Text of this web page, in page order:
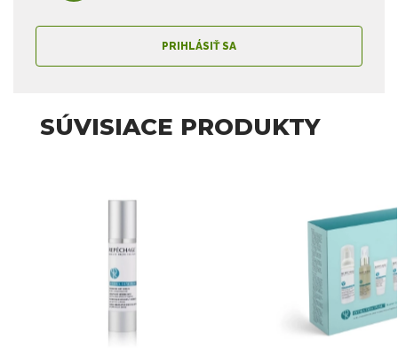
PRIHLÁSIŤ SA
SÚVISIACE PRODUKTY